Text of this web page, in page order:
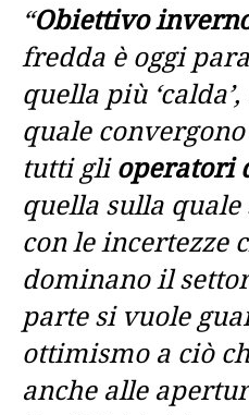
“Obiettivo
fredda è oggi
quella più
quale
tutti glioperatori
quella sulla
con le incertezze
dominano il
parte si vuole
ottimismo a ciò
anche alle